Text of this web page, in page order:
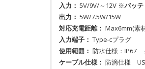
入力： 5V/9V/～12V ※バッ
出力： 5W/7.5W/15W
対応充電距離： Max6mm(素
入力端子： Type-cプラグ
使用範囲： 防水仕様：IP67
ケーブル仕様： 防滴仕様